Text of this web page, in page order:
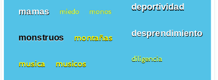
deportividad
desprendimiento
diligencia
mamas miedo monos
monstruos montañas
musica musicos